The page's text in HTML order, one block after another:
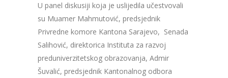
U panel diskusiji koja je uslijedila učestvovali
su Muamer Mahmutović, predsjednik
Privredne komore Kantona Sarajevo, Senada
Salihović, direktorica Instituta za razvoj
preduniverzitetskog obrazovanja, Admir
Šuvalić, predsjednik Kantonalnog odbora